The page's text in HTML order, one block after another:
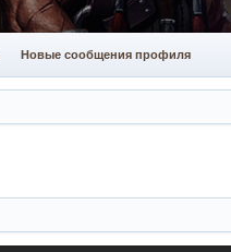
Новые сообщения профиля